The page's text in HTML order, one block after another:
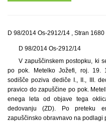
D 98/2014 Os-2912/14 , Stran 1680
D 98/2014 Os-2912/14
V zapuščinskem postopku, ki
po pok. Metelko Jožefi, roj. 19.
sodišče poziva dediče I., II., III.
pravico do zapuščine po pok.
enega leta od objave tega
dedovanju (ZD). Po preteku
zapuščinsko obravnavo na podlagi